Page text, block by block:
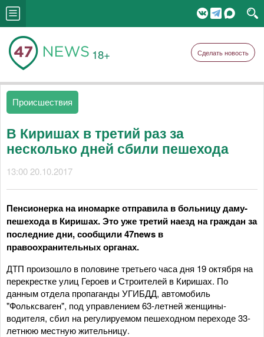
18+ Сделать новость
Происшествия
В Киришах в третий раз за
несколько дней сбили пешехода
13:00 20.10.2017
Пенсионерка на иномарке отправила в больницу даму-
пешехода в Киришах. Это уже третий наезд на граждан за
последние дни, сообщили 47news в
правоохранительных органах.
ДТП произошло в половине третьего часа дня 19 октября на
перекрестке улиц Героев и Строителей в Киришах. По
данным отдела пропаганды УГИБДД, автомобиль
"Фольксваген", под управлением 63-летней женщины-
водителя, сбил на регулируемом пешеходном переходе 33-
летнюю местную жительницу.